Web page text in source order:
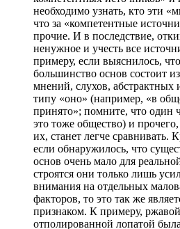
необходимо узнать, кто эти
что за «компетентные
прочие. И в последствие,
ненужное и учесть все
примеру, если выяснилось, что
большинство основ состоит
мнений, слухов, абстрактных
типу «оно» (например, «в
принято»; помните, что один
это тоже общество) и прочего,
их, станет легче сравнивать.
если обнаружилось, что
основ очень мало для
строятся они только лишь
внимания на отдельных
факторов, то это так же
признаком. К примеру,
отполированной лопатой